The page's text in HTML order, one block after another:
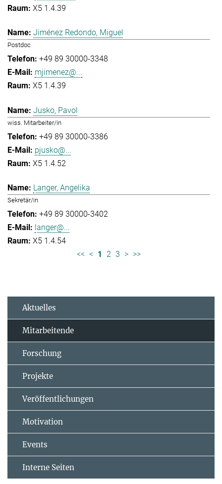
X5 1.4.39
Jiménez Redondo, Miguel
Postdoc
+49 89 30000-3348
mjimenez@...
X5 1.4.39
Jusko, Pavol
wiss. Mitarbeiter/in
+49 89 30000-3386
pjusko@...
X5 1.4.52
Langer, Angelika
Sekretär/in
+49 89 30000-3402
langer@...
X5 1.4.54
<< < 1 2 3 > >>
Aktuelles
Mitarbeitende
Forschung
Projekte
Veröffentlichungen
Motivation
Events
Interne Seiten